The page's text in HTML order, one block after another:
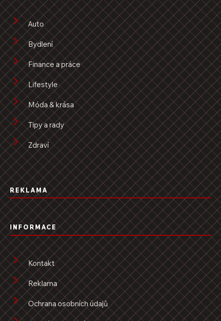
Auto
Bydlení
Finance a práce
Lifestyle
Móda & krása
Tipy a rady
Zdraví
REKLAMA
INFORMACE
Kontakt
Reklama
Ochrana osobních údajů